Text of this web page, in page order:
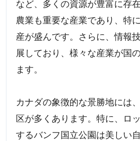
など、多くの資源が豊富に存
農業も重要な産業であり、特
産が盛んです。さらに、情報
展しており、様々な産業が国
ます。
カナダの象徴的な景勝地には
区が多くあります。特に、ロ
するバンフ国立公園は美しい